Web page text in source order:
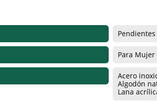
Pendientes
Para Mujer
Acero
Algodón
Lana